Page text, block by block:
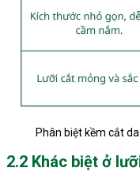
Phân biệt kềm cắt
2.2 Khác biệt ở